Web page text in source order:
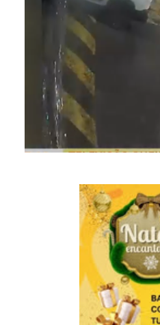
Campanha para
Relatório apontou
Renata D'Aguiar
Moradores
Homem é socorrido
Moradora de
Claudeci Luart surge
Samambaia inicia
Morador de
PL e Flávio